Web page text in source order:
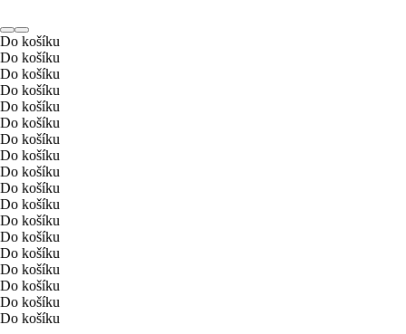
Do košíku
Do košíku
Do košíku
Do košíku
Do košíku
Do košíku
Do košíku
Do košíku
Do košíku
Do košíku
Do košíku
Do košíku
Do košíku
Do košíku
Do košíku
Do košíku
Do košíku
Do košíku